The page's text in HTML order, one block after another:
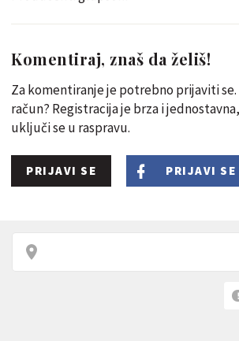
Komentiraj, znaš da želiš!
Za komentiranje je potrebno prijaviti
račun? Registracija je brza i
uključi se u raspravu.
PRIJAVI SE PRIJAVI SE